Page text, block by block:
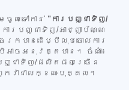
លទៅកាន់ "ការបញ្ជាទិញ/
ការបញ្ជាទិញ/អាជ្ញាប័ណ្ណ
បានដើម្បីលុបចោលការ
ាចអនុវត្តបាន។ ចំណាំ៖
ញ្ជាទិញ/ផលិតផលច្រើន
ាជាលក្ខណៈបុគ្គល។